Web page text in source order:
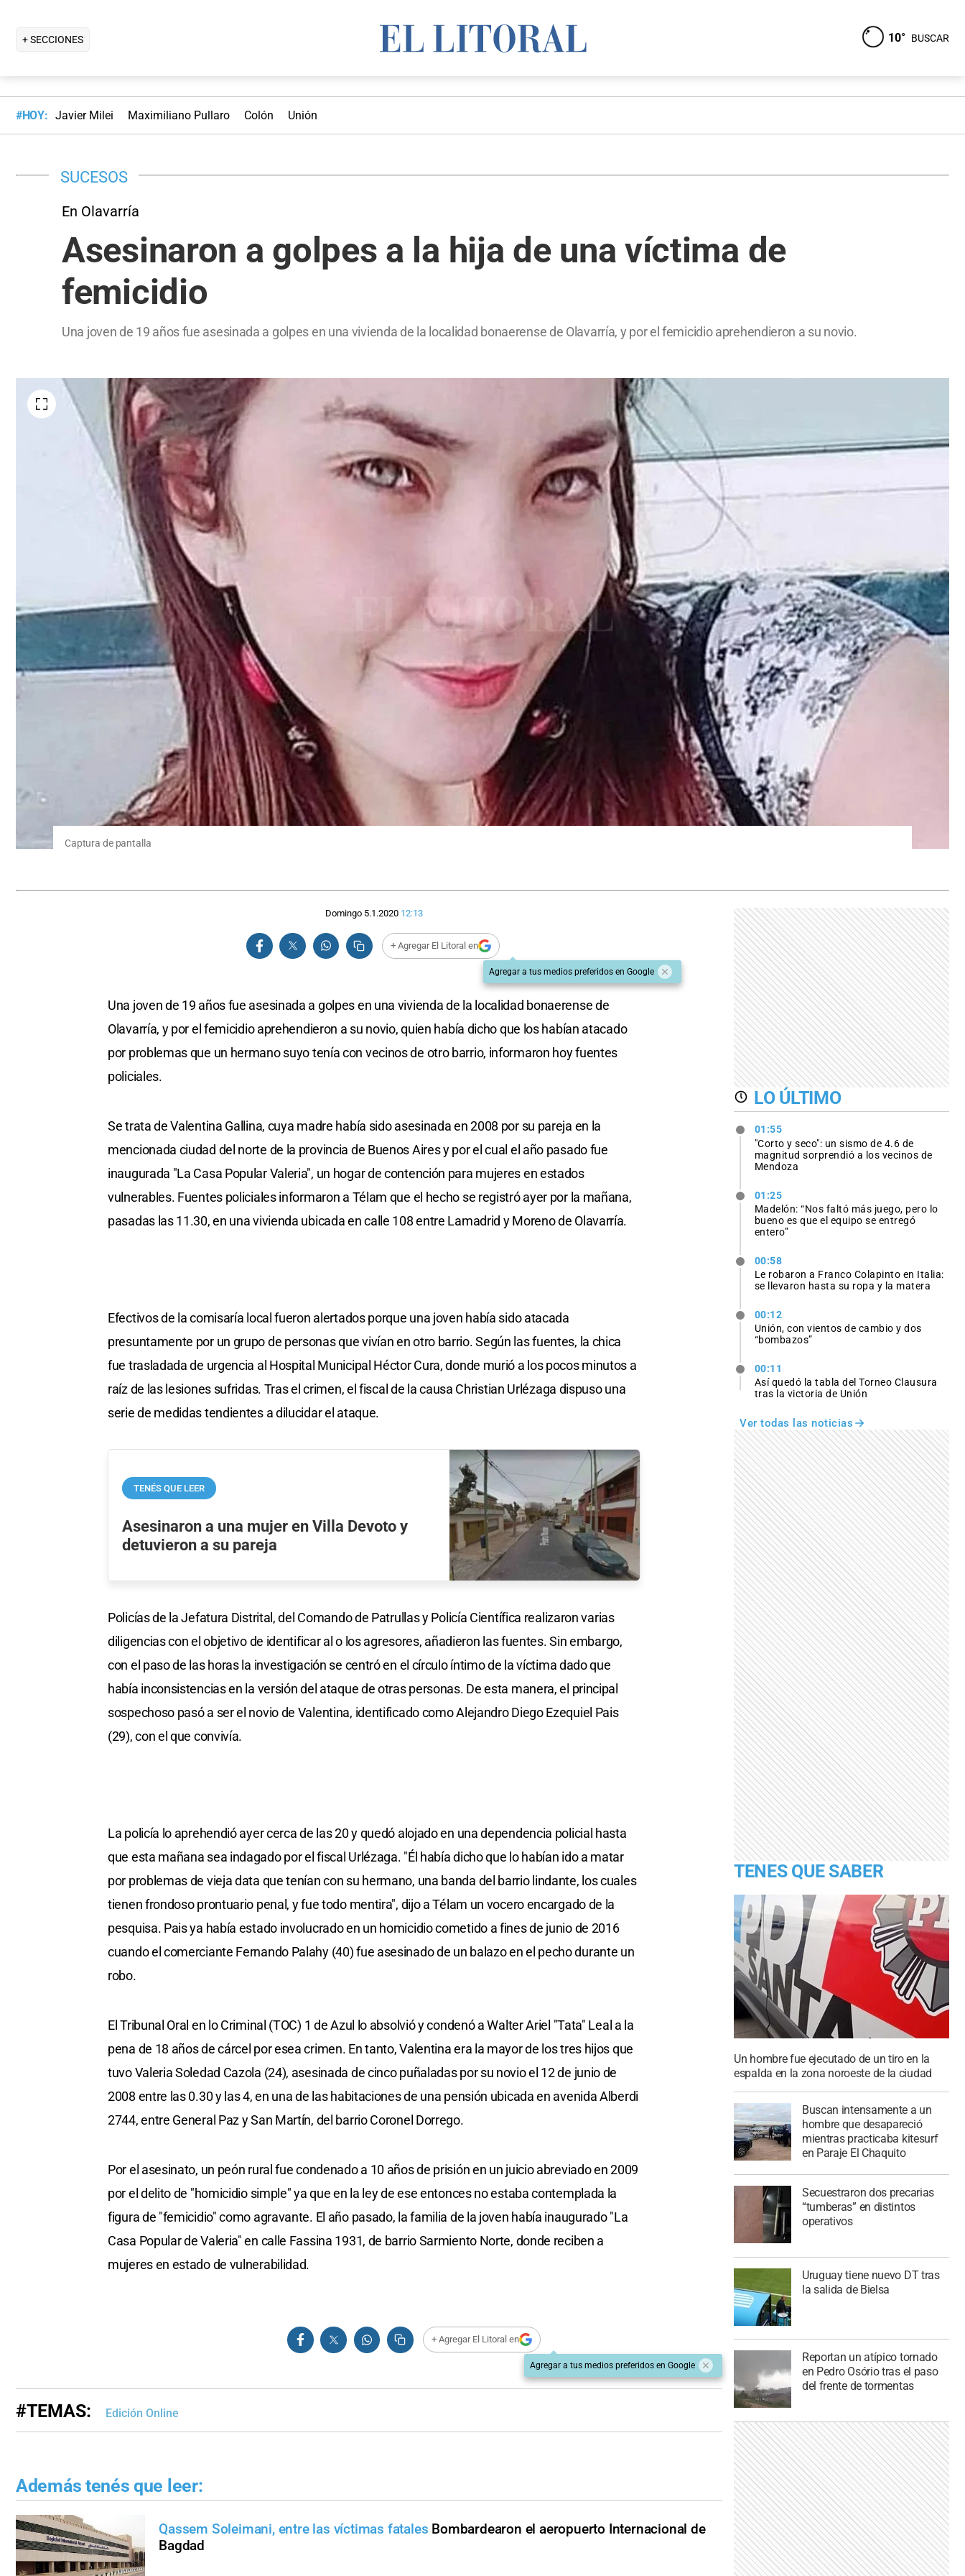
+ SECCIONES 10° BUSCAR
#HOY: Javier Milei Maximiliano Pullaro Colón Unión
SUCESOS
En Olavarría
Asesinaron a golpes a la hija de una víctima de
femicidio
Una joven de 19 años fue asesinada a golpes en una vivienda de la localidad bonaerense de Olavarría, y por el femicidio aprehendieron a su novio.
Captura de pantalla
Domingo 5.1.2020 12:13
+ Agregar El Litoral en
Agregar a tus medios preferidos en Google
Una joven de 19 años fue asesinada a golpes en una vivienda de la localidad bonaerense de
Olavarría, y por el femicidio aprehendieron a su novio, quien había dicho que los habían atacado
por problemas que un hermano suyo tenía con vecinos de otro barrio, informaron hoy fuentes
policiales.
Se trata de Valentina Gallina, cuya madre había sido asesinada en 2008 por su pareja en la
mencionada ciudad del norte de la provincia de Buenos Aires y por el cual el año pasado fue
inaugurada "La Casa Popular Valeria", un hogar de contención para mujeres en estados
vulnerables. Fuentes policiales informaron a Télam que el hecho se registró ayer por la mañana,
pasadas las 11.30, en una vivienda ubicada en calle 108 entre Lamadrid y Moreno de Olavarría.
Efectivos de la comisaría local fueron alertados porque una joven había sido atacada
presuntamente por un grupo de personas que vivían en otro barrio. Según las fuentes, la chica
fue trasladada de urgencia al Hospital Municipal Héctor Cura, donde murió a los pocos minutos a
raíz de las lesiones sufridas. Tras el crimen, el fiscal de la causa Christian Urlézaga dispuso una
serie de medidas tendientes a dilucidar el ataque.
TENÉS QUE LEER
Asesinaron a una mujer en Villa Devoto y
detuvieron a su pareja
Policías de la Jefatura Distrital, del Comando de Patrullas y Policía Científica realizaron varias
diligencias con el objetivo de identificar al o los agresores, añadieron las fuentes. Sin embargo,
con el paso de las horas la investigación se centró en el círculo íntimo de la víctima dado que
había inconsistencias en la versión del ataque de otras personas. De esta manera, el principal
sospechoso pasó a ser el novio de Valentina, identificado como Alejandro Diego Ezequiel Pais
(29), con el que convivía.
La policía lo aprehendió ayer cerca de las 20 y quedó alojado en una dependencia policial hasta
que esta mañana sea indagado por el fiscal Urlézaga. "Él había dicho que lo habían ido a matar
por problemas de vieja data que tenían con su hermano, una banda del barrio lindante, los cuales
tienen frondoso prontuario penal, y fue todo mentira", dijo a Télam un vocero encargado de la
pesquisa. Pais ya había estado involucrado en un homicidio cometido a fines de junio de 2016
cuando el comerciante Fernando Palahy (40) fue asesinado de un balazo en el pecho durante un
robo.
El Tribunal Oral en lo Criminal (TOC) 1 de Azul lo absolvió y condenó a Walter Ariel "Tata" Leal a la
pena de 18 años de cárcel por esea crimen. En tanto, Valentina era la mayor de los tres hijos que
tuvo Valeria Soledad Cazola (24), asesinada de cinco puñaladas por su novio el 12 de junio de
2008 entre las 0.30 y las 4, en una de las habitaciones de una pensión ubicada en avenida Alberdi
2744, entre General Paz y San Martín, del barrio Coronel Dorrego.
Por el asesinato, un peón rural fue condenado a 10 años de prisión en un juicio abreviado en 2009
por el delito de "homicidio simple" ya que en la ley de ese entonces no estaba contemplada la
figura de "femicidio" como agravante. El año pasado, la familia de la joven había inaugurado "La
Casa Popular de Valeria" en calle Fassina 1931, de barrio Sarmiento Norte, donde reciben a
mujeres en estado de vulnerabilidad.
+ Agregar El Litoral en
Agregar a tus medios preferidos en Google
#TEMAS: Edición Online
Además tenés que leer:
Qassem Soleimani, entre las víctimas fatales Bombardearon el aeropuerto Internacional de
Bagdad
LO ÚLTIMO
01:55
"Corto y seco": un sismo de 4.6 de
magnitud sorprendió a los vecinos de
Mendoza
01:25
Madelón: “Nos faltó más juego, pero lo
bueno es que el equipo se entregó
entero”
00:58
Le robaron a Franco Colapinto en Italia:
se llevaron hasta su ropa y la matera
00:12
Unión, con vientos de cambio y dos
“bombazos”
00:11
Así quedó la tabla del Torneo Clausura
tras la victoria de Unión
Ver todas las noticias
TENES QUE SABER
Un hombre fue ejecutado de un tiro en la
espalda en la zona noroeste de la ciudad
Buscan intensamente a un
hombre que desapareció
mientras practicaba kitesurf
en Paraje El Chaquito
Secuestraron dos precarias
“tumberas” en distintos
operativos
Uruguay tiene nuevo DT tras
la salida de Bielsa
Reportan un atípico tornado
en Pedro Osório tras el paso
del frente de tormentas